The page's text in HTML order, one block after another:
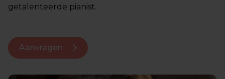
getalenteerde pianist.
Aanvragen